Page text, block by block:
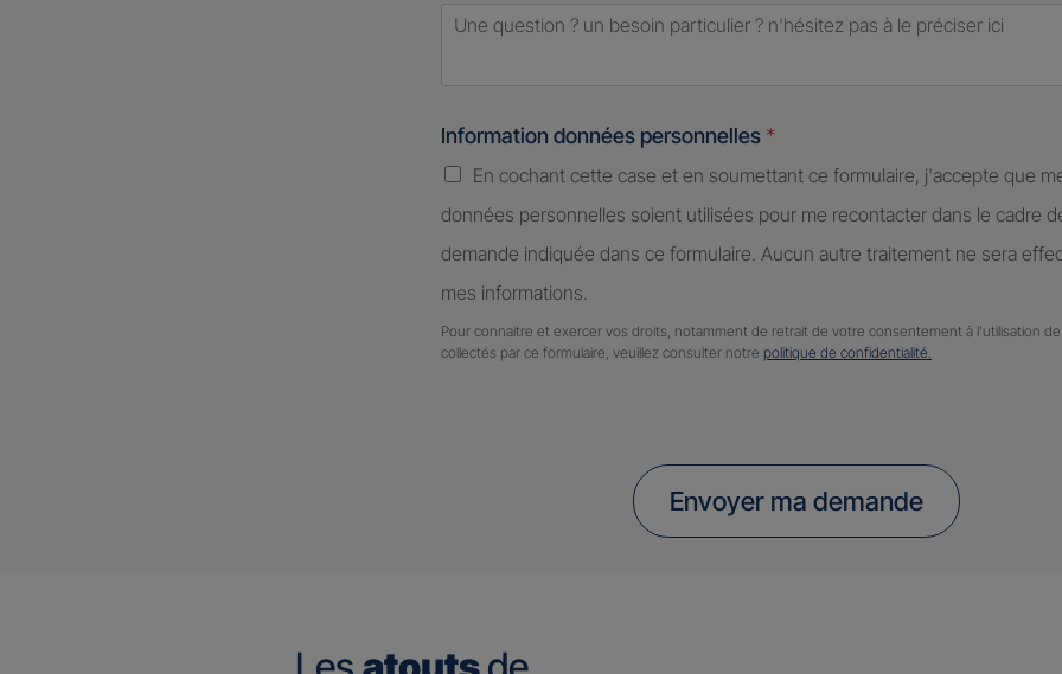
Information données personnelles *
En cochant cette case et en soumettant ce formulaire, j'accepte que
données personnelles soient utilisées pour me recontacter dans le cadre
demande indiquée dans ce formulaire. Aucun autre traitement ne sera
mes informations.
Pour connaitre et exercer vos droits, notamment de retrait de votre consentement à l'utilisation
collectés par ce formulaire, veuillez consulter notre politique de confidentialité.
Envoyer ma demande